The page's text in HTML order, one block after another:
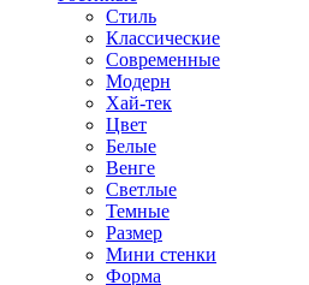
Стиль
Классические
Современные
Модерн
Хай-тек
Цвет
Белые
Венге
Светлые
Темные
Размер
Мини стенки
Форма